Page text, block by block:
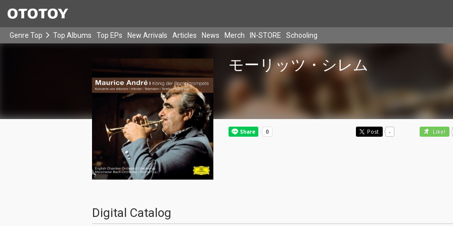
Genre Top Top Albums Top EPs New Arrivals Articles News Merch IN-STORE Schooling
モーリッツ・シレム
Post - Like!
Digital Catalog